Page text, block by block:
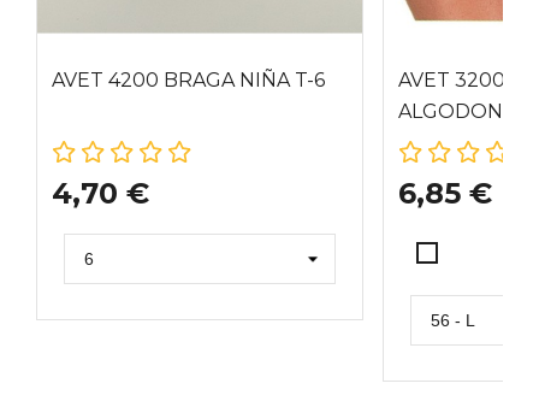
AVET 4200 BRAGA NIÑA T-6
4,70 €
AVET 3200
ALGODON
6,85 €
BLANCO